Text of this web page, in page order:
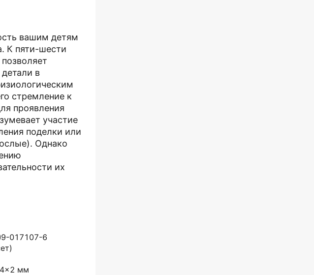
вашим детям
К пяти-шести
в
стремление к
проявления
участие
поделки или
Однако
их
017107-6
мм